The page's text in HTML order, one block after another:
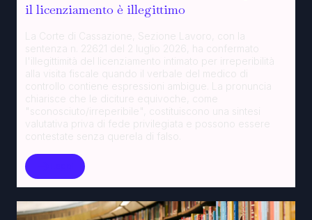
il licenziamento è illegittimo
La Corte di Cassazione, Sezione Lavoro, con la
sentenza n. 22621 del 2 luglio 2026, ha confermato
l'illegittimità del licenziamento intimato per irreperibilità
alla visita fiscale quando il verbale del medico di
controllo contiene espressioni ambigue. La pronuncia
chiarisce che le diciture equivoche, come
"sconosciuto/irreperibile", costituiscono una sintesi
valutativa priva di fede privilegiata e possono essere
contestate senza querela di falso.